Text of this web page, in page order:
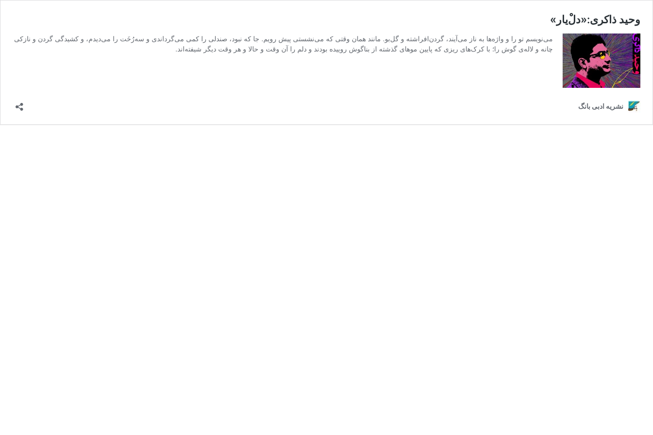
وحید ذاکری:«دلْ‌یار»
می‌نویسم تو را و واژه‌ها به ناز می‌آیند، گردن‌افراشته و گل‌بو. مانند همان وقتی که می‌نشستی پیش رویم. جا که نبود، صندلی را کمی می‌گرداندی و سه‌رُخَت را می‌دیدم، و کشیدگی گردن و نازکی
چانه و لاله‌ی گوش را؛ با کرک‌های ریزی که پایین موهای گذشته از بناگوش روییده بودند و دلم را آن وقت و حالا و هر وقت دیگر شیفته‌اند.
نشریه ادبی بانگ